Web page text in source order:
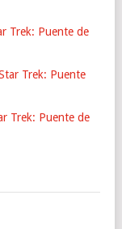
Trek: Puente de
Trek: Puente
Trek: Puente de